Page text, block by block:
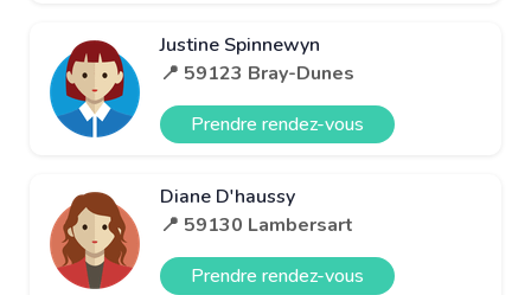
Justine Spinnewyn
📍 59123 Bray-Dunes
Prendre rendez-vous
Diane D'haussy
📍 59130 Lambersart
Prendre rendez-vous